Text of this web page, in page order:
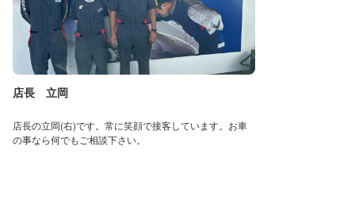
店長 立岡
店長の立岡(右)です。常に笑顔で接客しています。お車
の事なら何でもご相談下さい。